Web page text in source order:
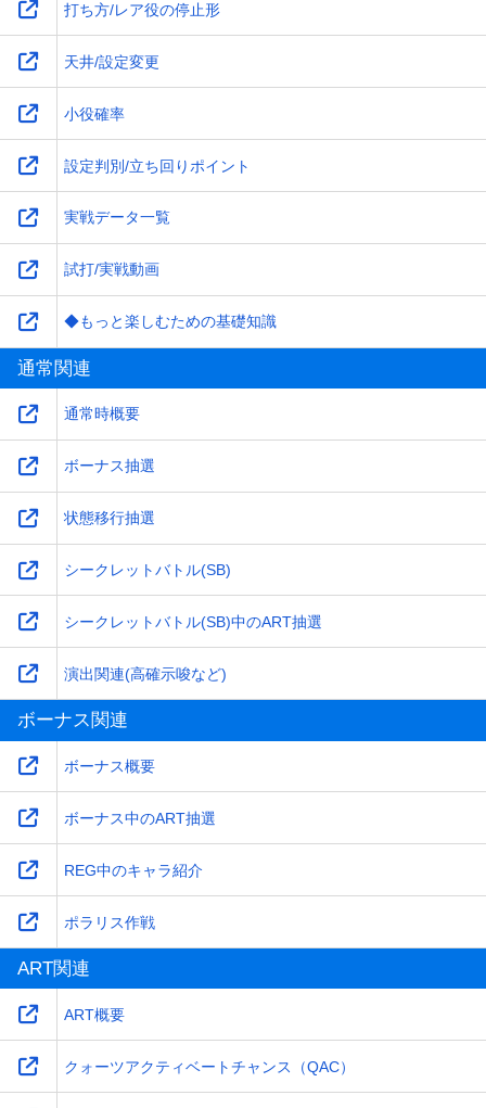
打ち方/レア役の停止形
天井/設定変更
小役確率
設定判別/立ち回りポイント
実戦データ一覧
試打/実戦動画
◆もっと楽しむための基礎知識
通常関連
通常時概要
ボーナス抽選
状態移行抽選
シークレットバトル(SB)
シークレットバトル(SB)中のART抽選
演出関連(高確示唆など)
ボーナス関連
ボーナス概要
ボーナス中のART抽選
REG中のキャラ紹介
ポラリス作戦
ART関連
ART概要
クォーツアクティベートチャンス（QAC）